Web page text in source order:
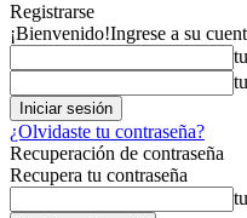
Registrarse
¡Bienvenido!Ingrese a su
¿Olvidaste tu contraseña?
Recuperación de contraseña
Recupera tu contraseña